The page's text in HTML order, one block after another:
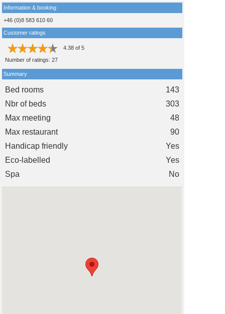
Information & booking
+46 (0)8 583 610 60
Customer ratings
4.38 of 5
Number of ratings: 27
Summary
Bed rooms
143
Nbr of beds
303
Max meeting
48
Max restaurant
90
Handicap friendly
Yes
Eco-labelled
Yes
Spa
No